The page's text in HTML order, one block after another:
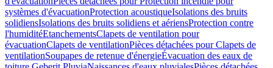
systèmes d'évacuationProtection acoustiqueIsolations des bruits
solidiensIsolations des bruits solidiens et aériensProtection contre
l'humiditéEtanchementsClapets de ventilation pour
évacuationClapets de ventilationPièces détachées pour Clapets de
ventilationSoupapes de retenue d'énergieÉvacuation des eaux de